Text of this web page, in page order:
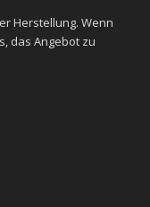
Herstellung. Wenn
das Angebot zu